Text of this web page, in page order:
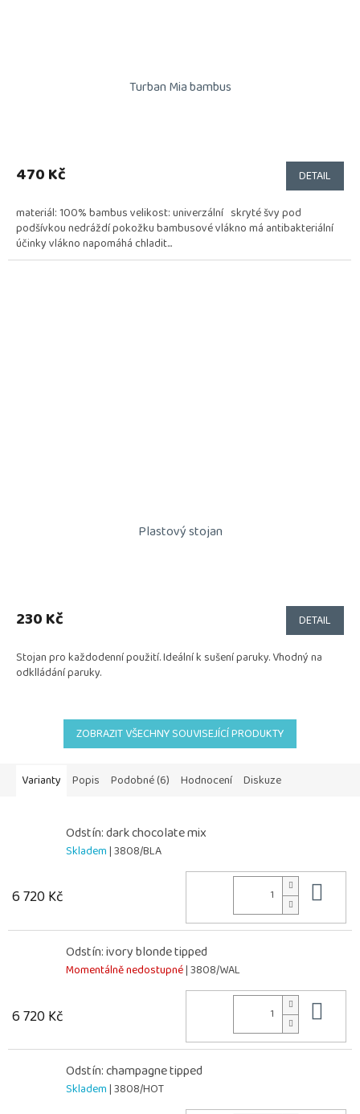
Turban Mia bambus
470 Kč DETAIL
materiál: 100% bambus velikost: univerzální skryté švy pod
podšívkou nedráždí pokožku bambusové vlákno má antibakteriální
účinky vlákno napomáhá chladit...
Plastový stojan
230 Kč DETAIL
Stojan pro každodenní použití. Ideální k sušení paruky. Vhodný na
odklládání paruky.
ZOBRAZIT VŠECHNY SOUVISEJÍCÍ PRODUKTY
Varianty Popis Podobné (6) Hodnocení Diskuze
Odstín: dark chocolate mix
Skladem| 3808/BLA
6 720 Kč
Odstín: ivory blonde tipped
Momentálně nedostupné| 3808/WAL
6 720 Kč
Odstín: champagne tipped
Skladem| 3808/HOT